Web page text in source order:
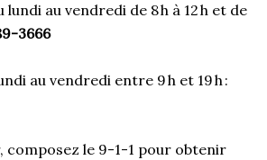
lundi au vendredi de 8 h à 12 h et de
3666
au vendredi entre 9 h et 19 h :
composez le 9-1-1 pour obtenir